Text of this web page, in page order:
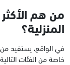
من هم
المنزلية؟
في الواقع، يستفيد من
خاصة من الفئات